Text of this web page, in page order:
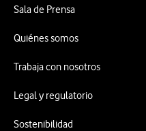
Sala de Prensa
Quiénes somos
Trabaja con nosotros
Legal y regulatorio
Sostenibilidad